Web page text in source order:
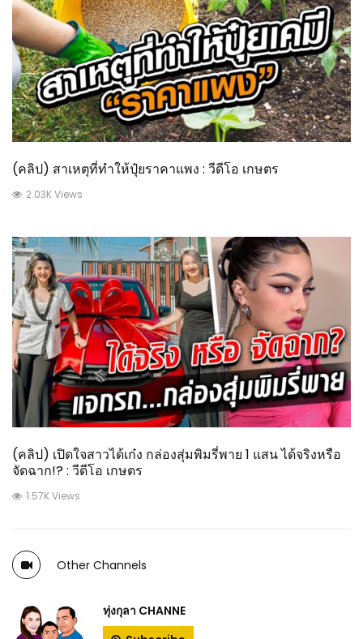
(คลิป) สาเหตุที่ทำให้ปุ๋ยราคาแพง : วีดีโอ เกษตร
2.03K Views
(คลิป) เปิดใจสาวได้เก๋ง กล่องสุ่มพิมรี่พาย 1 แสน ได้จริงหรือ
จัดฉาก!? : วีดีโอ เกษตร
1.57K Views
Other Channels
ทุ่งกุลา CHANNE